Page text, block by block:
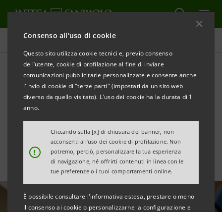
Consenso all'uso di cookie
Questo sito utilizza cookie tecnici e, previo consenso
dell’utente, cookie di profilazione al fine di inviare
comunicazioni pubblicitarie personalizzate e consente anche
l'invio di cookie di "terze parti" (impostati da un sito web
diverso da quello visitato). L'uso dei cookie ha la durata di 1
anno.
!
Cliccando sulla [x] di chiusura del banner, non
acconsenti all’uso dei cookie di profilazione. Non
potremo, perciò, personalizzare la tua esperienza
di navigazione, né offrirti contenuti in linea con le
tue preferenze o i tuoi comportamenti online.
È possibile consultare l'informativa estesa, prestare o meno
il consenso ai cookie o personalizzarne la configurazione e
Tutte le news
Unica banca italiana tra le
100 aziende più inclusive
secondo Refinitiv